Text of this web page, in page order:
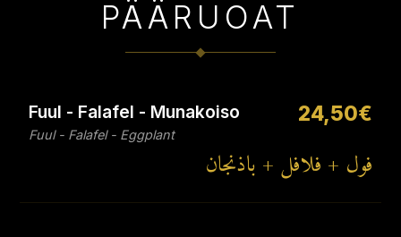
PÄÄRUOAT
Fuul - Falafel - Munakoiso
Fuul - Falafel - Eggplant
24,50€
فول + فلافل + باذنجان